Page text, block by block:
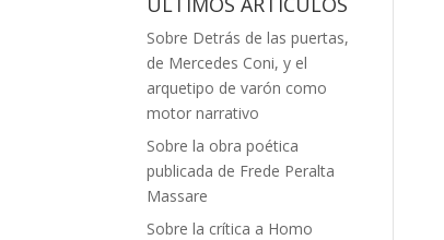
Sobre Detrás de las puertas,
de Mercedes Coni, y el
arquetipo de varón como
motor narrativo
Sobre la obra poética
publicada de Frede Peralta
Massare
Sobre la crítica a Homo